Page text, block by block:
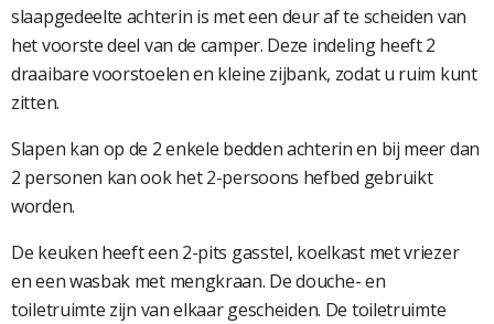
slaapgedeelte achterin is met een deur af te scheiden van
het voorste deel van de camper. Deze indeling heeft 2
draaibare voorstoelen en kleine zijbank, zodat u ruim kunt
zitten.
Slapen kan op de 2 enkele bedden achterin en bij meer dan
2 personen kan ook het 2-persoons hefbed gebruikt
worden.
De keuken heeft een 2-pits gasstel, koelkast met vriezer
en een wasbak met mengkraan. De douche- en
toiletruimte zijn van elkaar gescheiden. De toiletruimte